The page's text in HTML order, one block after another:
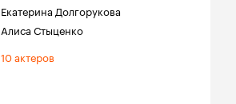
Екатерина Долгорукова
Алиса Стыценко
10 актеров